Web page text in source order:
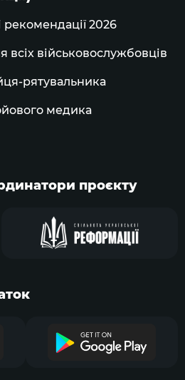
рекомендації 2026
всіх військовослужбовців
рятувальника
медика
проєкту